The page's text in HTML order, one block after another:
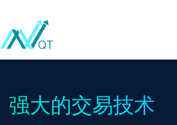
强大的交易技术